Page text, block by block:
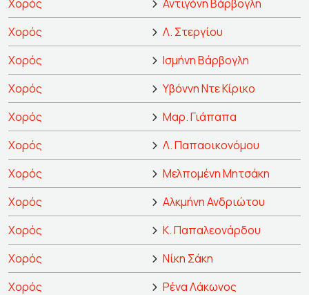
Χορός
Αντιγόνη Βάρβογλη
Χορός
Λ. Στεργίου
Χορός
Ισμήνη Βάρβογλη
Χορός
Υβόννη Ντε Κίρικο
Χορός
Μαρ. Γιάπαπα
Χορός
Λ. Παπαοικονόμου
Χορός
Μελπομένη Μητσάκη
Χορός
Αλκμήνη Ανδριώτου
Χορός
Κ. Παπαλεονάρδου
Χορός
Νίκη Σάκη
Χορός
Ρένα Λάκωνος